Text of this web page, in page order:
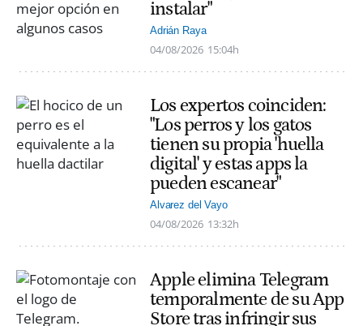
instalar"
Adrián Raya
04/08/2026 15:04h
Los expertos coinciden:
"Los perros y los gatos
tienen su propia 'huella
digital' y estas apps la
pueden escanear"
Alvarez del Vayo
04/08/2026 13:32h
Apple elimina Telegram
temporalmente de su App
Store tras infringir sus